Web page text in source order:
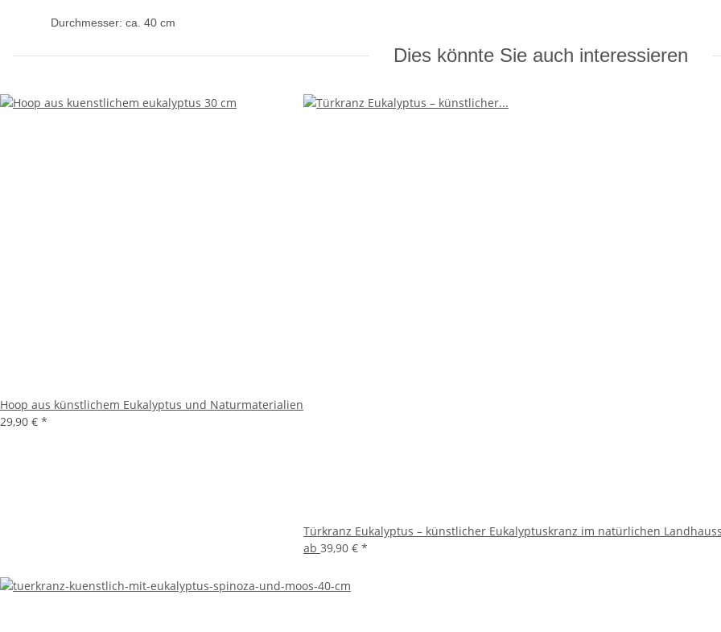
Durchmesser: ca. 40 cm
Dies könnte Sie auch interessieren
Hoop aus künstlichem Eukalyptus und Naturmaterialien
29,90 € *
Türkranz Eukalyptus – künstlicher Eukalyptuskranz im natürlichen
ab 39,90 € *